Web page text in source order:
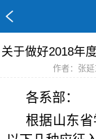
关于做好2018年
作者：张延
各系部：
根据山东